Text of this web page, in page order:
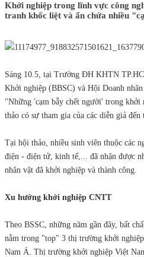
Khởi nghiệp trong lĩnh vực công
tranh khốc liệt và ẩn chứa nhiều
Sáng 10.5, tại Trường ĐH KHTN
Khởi nghiệp (BBSC) và Hội Doanh
"Những 'cạm bẫy chết người' trong
thảo có sự tham gia của các diễn giả
Tại hội thảo, nhiều sinh viên thuộc các
điện - điện tử, kinh tế,... đã nhận được
nhân vật đã khởi nghiệp và thành công.
Xu hướng khởi nghiệp CNTT
Theo BSSC, những năm gần đây, bất
nằm trong "top" 3 thị trường khởi
Nam Á. Thị trường khởi nghiệp Việt